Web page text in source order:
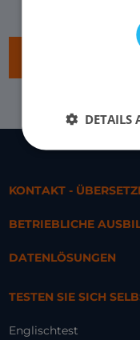
KONTAKT -
BETRIEBLICHE
DATENLÖSUNGEN
TESTEN SIE SICH
Englischtest
DETAILS